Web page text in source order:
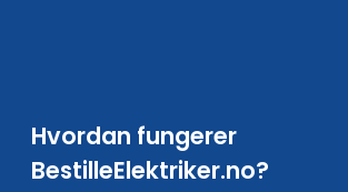
Hvordan fungerer
BestilleElektriker.no?